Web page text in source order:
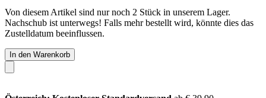
Von diesem Artikel sind nur noch 2 Stück in unserem Lager.
Nachschub ist unterwegs! Falls mehr bestellt wird, könnte dies das
Zustelldatum beeinflussen.
In den Warenkorb